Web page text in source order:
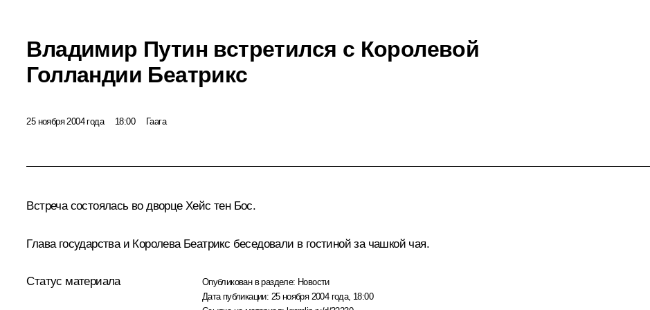
Владимир Путин встретился с Королевой
Голландии Беатрикс
25 ноября 2004 года 18:00 Гаага
Встреча состоялась во дворце Хейс тен Бос.
Глава государства и Королева Беатрикс беседовали в гостиной за чашкой чая.
Статус материала Опубликован в разделе: Новости
Дата публикации: 25 ноября 2004 года, 18:00